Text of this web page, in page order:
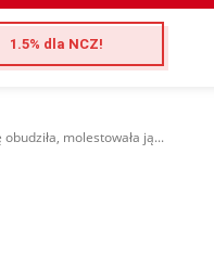
1.5% dla NCZ!
molestowała ją...